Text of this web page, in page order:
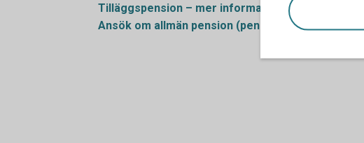
Tilläggspension – mer information
Ansök om allmän pension